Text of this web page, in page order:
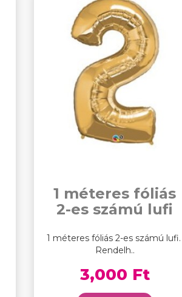
1 méteres fóliás
2-es számú lufi
1 méteres fóliás 2-es számú lufi.
Rendelh..
3,000 Ft